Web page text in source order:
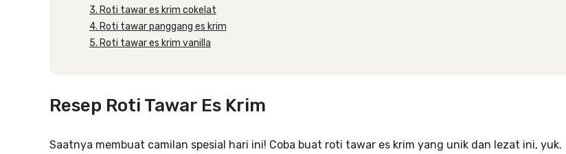
3. Roti tawar es krim cokelat
4. Roti tawar panggang es krim
5. Roti tawar es krim vanilla
Resep Roti Tawar Es Krim
Saatnya membuat camilan spesial hari ini! Coba buat roti tawar es krim yang unik dan lezat ini, yuk.